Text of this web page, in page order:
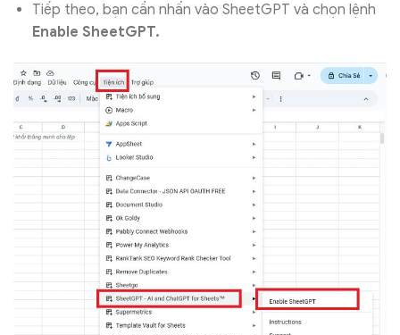
Tiếp theo, bạn cần nhấn vào SheetGPT và chọn lệnh
Enable SheetGPT.